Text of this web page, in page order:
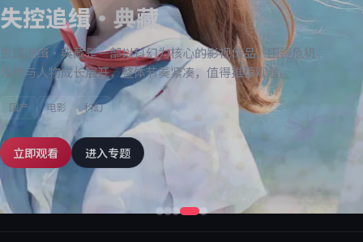
风暴特攻
风暴特攻是一部以爱情为核心的影视作品，围绕危机、反转与
人物成长展开，整体节奏紧凑，值得推荐观看。
日韩 综艺 爱情
立即观看 进入专题
深海迷雾·纪念版
深海迷雾·纪念版是一部以喜剧为核心的影视作品，围绕危
机、反转与人物成长展开，整体节奏紧凑，值得推荐观看。
国产 动漫 喜剧
立即观看 进入专题
银翼追踪
银翼追踪是一部以爱情为核心的影视作品，围绕危机、反转与
人物成长展开，整体节奏紧凑，值得推荐观看。
日韩 动漫 爱情
立即观看 进入专题
失控追缉·典藏
失控追缉·典藏是一部以科幻为核心的影视作品，围绕危机、
反转与人物成长展开，整体节奏紧凑，值得推荐观看。
国产 电影 科幻
立即观看 进入专题